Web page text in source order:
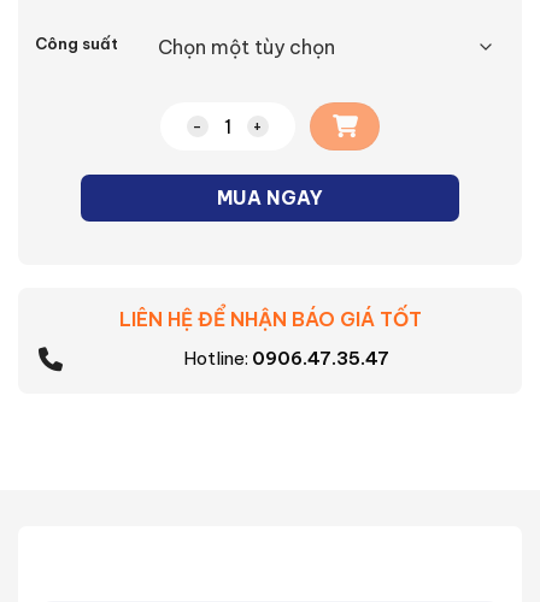
Công suất
Đèn LED Panel chống chói số lượng
MUA NGAY
LIÊN HỆ ĐỂ NHẬN BÁO GIÁ TỐT
Hotline: 0906.47.35.47